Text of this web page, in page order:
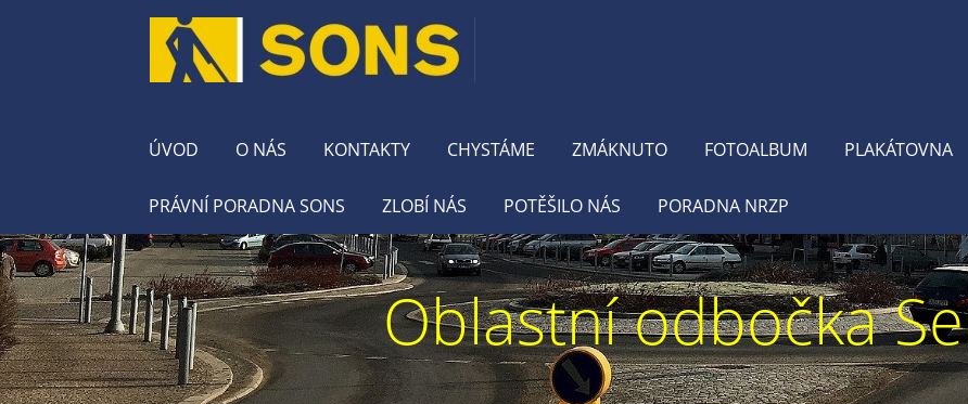
ÚVOD O NÁS KONTAKTY CHYSTÁME ZMÁKNUTO FOTOALBUM PLAKÁTOVNA
PRÁVNÍ PORADNA SONS ZLOBÍ NÁS POTĚŠILO NÁS PORADNA NRZP
Oblastní odbočka